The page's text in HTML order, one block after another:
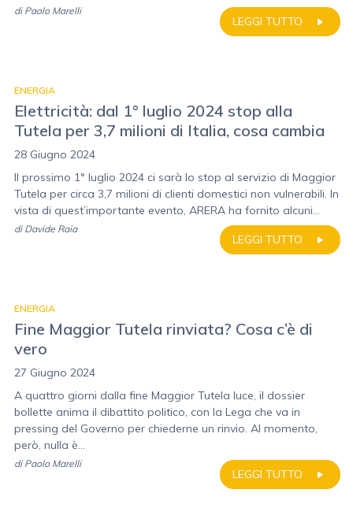
LEGGI TUTTO
di Paolo Marelli
ENERGIA
Elettricità: dal 1° luglio 2024 stop alla
Tutela per 3,7 milioni di Italia, cosa cambia
28 Giugno 2024
Il prossimo 1° luglio 2024 ci sarà lo stop al servizio di Maggior
Tutela per circa 3,7 milioni di clienti domestici non vulnerabili. In
vista di quest’importante evento, ARERA ha fornito alcuni...
LEGGI TUTTO
di Davide Raia
ENERGIA
Fine Maggior Tutela rinviata? Cosa c’è di
vero
27 Giugno 2024
A quattro giorni dalla fine Maggior Tutela luce, il dossier
bollette anima il dibattito politico, con la Lega che va in
pressing del Governo per chiederne un rinvio. Al momento,
però, nulla è...
LEGGI TUTTO
di Paolo Marelli